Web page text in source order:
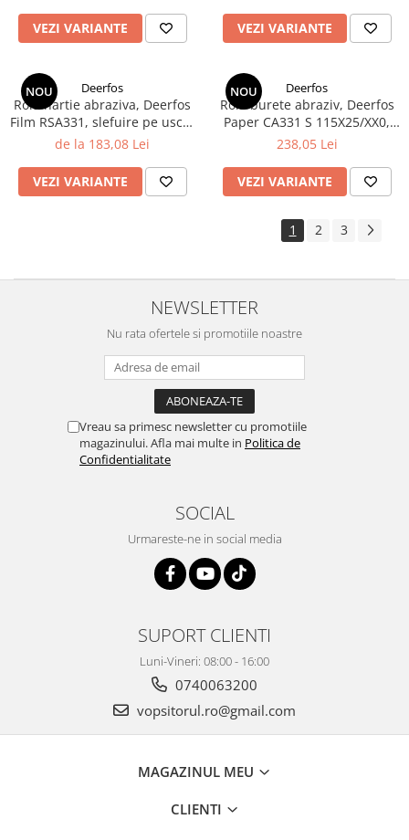
VEZI VARIANTE VEZI VARIANTE
NOU Deerfos
Rola hartie abraziva, Deerfos
Film RSA331, slefuire pe uscat
sau umed, dimensiune 70
de la 183,08 Lei
VEZI VARIANTE
NOU Deerfos
Rola burete abraziv, Deerfos
Paper CA331 S 115X25/XX0,
slefuire pe uscat, dimensiune
238,05 Lei
VEZI VARIANTE
1 2 3
NEWSLETTER
Nu rata ofertele si promotiile noastre
Vreau sa primesc newsletter cu promotiile
magazinului. Afla mai multe in Politica de
Confidentialitate
SOCIAL
Urmareste-ne in social media
SUPORT CLIENTI
Luni-Vineri: 08:00 - 16:00
0740063200
vopsitorul.ro@gmail.com
MAGAZINUL MEU
CLIENTI